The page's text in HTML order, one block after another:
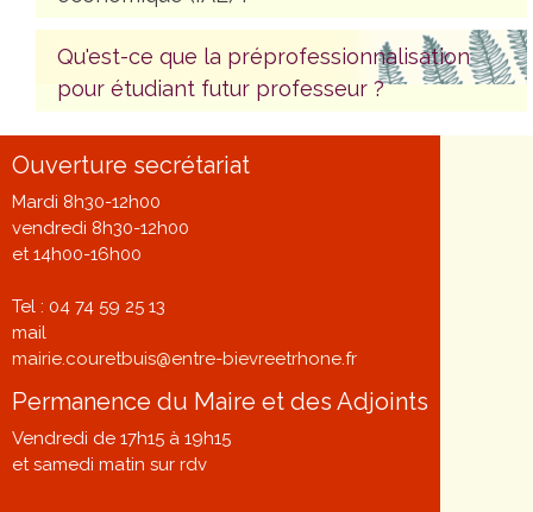
Qu'est-ce que la préprofessionnalisation
pour étudiant futur professeur ?
Ouverture secrétariat
Mardi 8h30-12h00
vendredi 8h30-12h00
et 14h00-16h00
Tel : 04 74 59 25 13
mail
mairie.couretbuis@entre-bievreetrhone.fr
Permanence du Maire et des Adjoints
Vendredi de 17h15 à 19h15
et samedi matin sur rdv